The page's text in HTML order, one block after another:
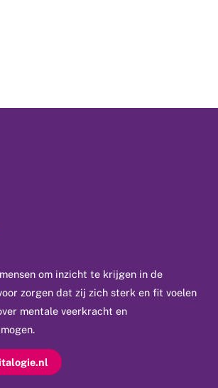
om inzicht te krijgen in de
zorgen dat zij zich sterk en fit voelen
mentale veerkracht en